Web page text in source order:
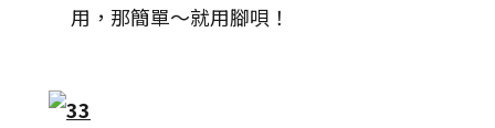
用，那簡單～就用腳唄！